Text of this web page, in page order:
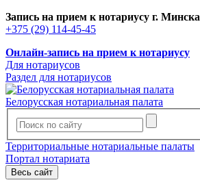
Запись на прием к нотариусу г. Минска
+375 (29) 114-45-45
Онлайн-запись на прием к нотариусу
Для нотариусов
Раздел для нотариусов
Белорусская нотариальная палата
Территориальные нотариальные палаты
Портал нотариата
Весь сайт